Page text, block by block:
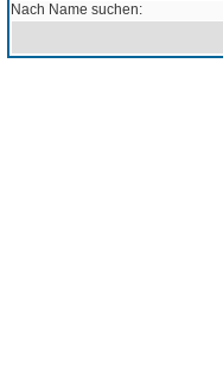
Nach Name suchen: